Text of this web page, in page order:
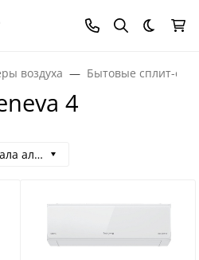
Темная
воздуха Бытовые сплит-
4
алфавита